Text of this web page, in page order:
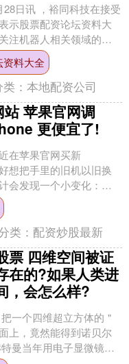
28日讯 ，裕同科技在接受
示股票配资论坛资料大
注机器人相关领域的技
华宝利已从事部分机器
务；....
资料大全
类：本地配资公司
苹果官网调
更便宜了!
在苹果官网买新
想把手里的旧机以旧换
会发现一个小变化：苹
换新的预估折抵价格调
道，苹....
类： 配资炒股最新
票 四维空间被证
在的?如果人类进
，会怎么样?
一个四维超立方体的＂
上，竟然能得到诺贝尔
曼当年用电子显微镜看